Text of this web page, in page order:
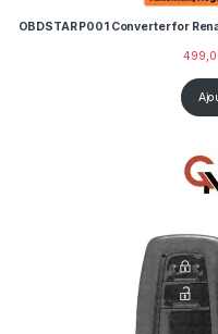
OBDSTAR P001 Converter for